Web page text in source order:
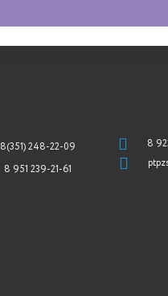
8(351) 248-22-09
8 951 239-21-61
8